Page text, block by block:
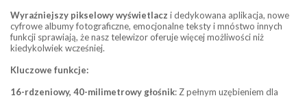
Wyraźniejszy pikselowy wyświetlacz i dedykowana aplikacja, nowe
cyfrowe albumy fotograficzne, emocjonalne teksty i mnóstwo innych
funkcji sprawiają, że nasz telewizor oferuje więcej możliwości niż
kiedykolwiek wcześniej.
Kluczowe funkcje:
16-rdzeniowy, 40-milimetrowy głośnik: Z pełnym uzębieniem dla